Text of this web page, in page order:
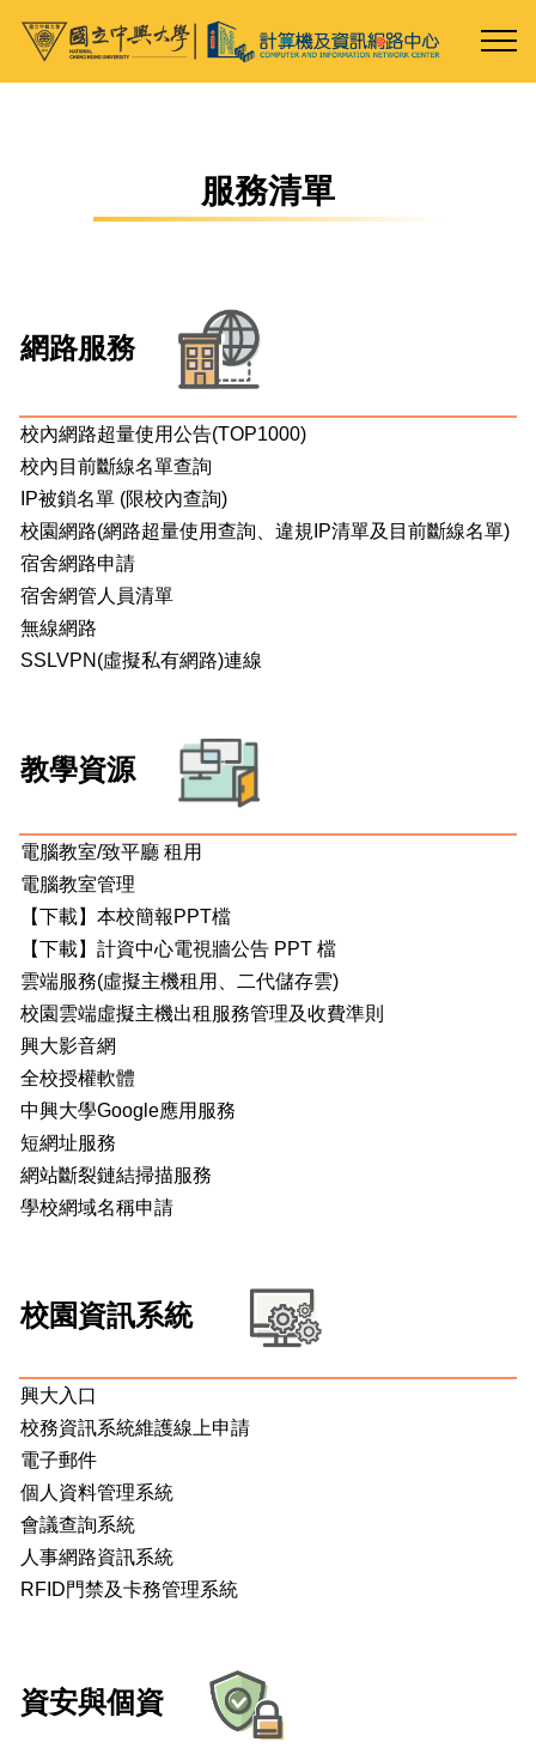
跳
服務清單
網路服務
校內網路超量使用公告(TOP1000)
校內目前斷線名單查詢
IP被鎖名單 (限校內查詢)
校園網路(網路超量使用查詢、違規IP清單及目前斷線名單)
宿舍網路申請
宿舍網管人員清單
無線網路
SSLVPN(虛擬私有網路)連線
教學資源
電腦教室/致平廳 租用
電腦教室管理
【下載】本校簡報PPT檔
【下載】計資中心電視牆公告 PPT 檔
雲端服務(虛擬主機租用、二代儲存雲)
校園雲端虛擬主機出租服務管理及收費準則
興大影音網
全校授權軟體
中興大學Google應用服務
短網址服務
網站斷裂鏈結掃描服務
學校網域名稱申請
校園資訊系統
興大入口
校務資訊系統維護線上申請
電子郵件
個人資料管理系統
會議查詢系統
人事網路資訊系統
RFID門禁及卡務管理系統
資安與個資